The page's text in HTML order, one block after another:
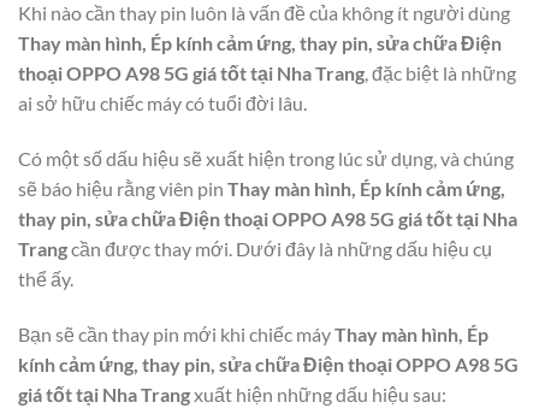
Khi nào cần thay pin luôn là vấn đề của không ít người dùng
Thay màn hình, Ép kính cảm ứng, thay pin, sửa chữa Điện
thoại OPPO A98 5G giá tốt tại Nha Trang, đặc biệt là những
ai sở hữu chiếc máy có tuổi đời lâu.
Có một số dấu hiệu sẽ xuất hiện trong lúc sử dụng, và chúng
sẽ báo hiệu rằng viên pin Thay màn hình, Ép kính cảm ứng,
thay pin, sửa chữa Điện thoại OPPO A98 5G giá tốt tại Nha
Trangcần được thay mới. Dưới đây là những dấu hiệu cụ
thể ấy.
Bạn sẽ cần thay pin mới khi chiếc máyThay màn hình, Ép
kính cảm ứng, thay pin, sửa chữa Điện thoại OPPO A98 5G
giá tốt tại Nha Trangxuất hiện những dấu hiệu sau: